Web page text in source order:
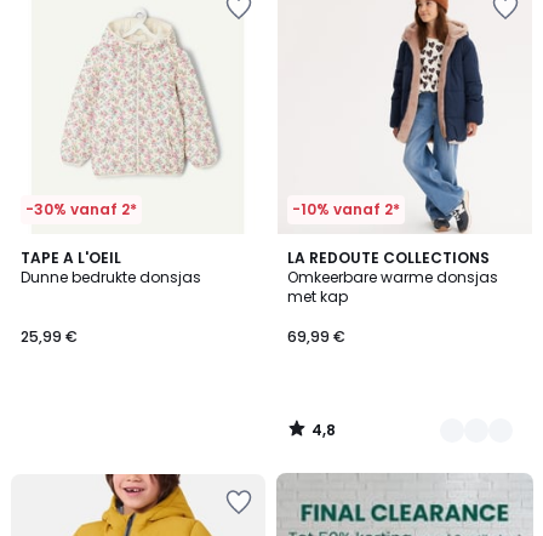
-30% vanaf 2*
TAPE A L'OEIL
Dunne bedrukte donsjas
25,99 €
-10% vanaf 2*
LA REDOUTE COLLECTIONS
Omkeerbare warme donsjas
met kap
69,99 €
4,8
/ 5
2
Kleuren
4,8
/
FINAL
CLEARANCE